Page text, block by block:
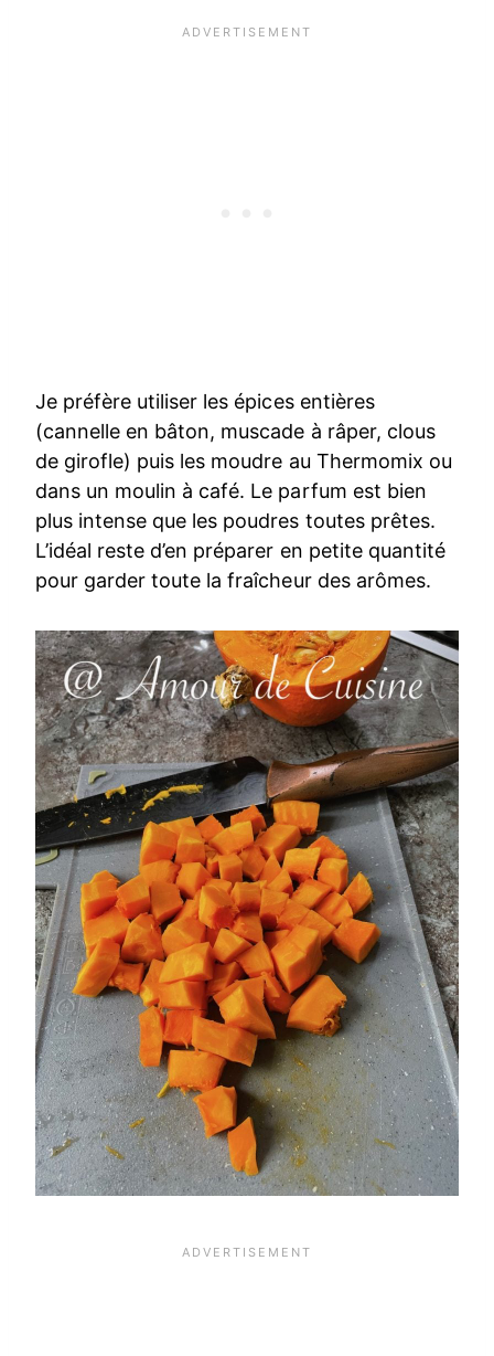
Je préfère utiliser les épices entières
(cannelle en bâton, muscade à râper, clous
de girofle) puis les moudre au Thermomix ou
dans un moulin à café. Le parfum est bien
plus intense que les poudres toutes prêtes.
L’idéal reste d’en préparer en petite quantité
pour garder toute la fraîcheur des arômes.